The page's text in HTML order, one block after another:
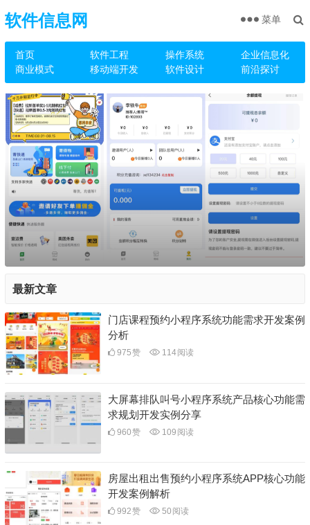
软件信息网
首页 软件工程 操作系统
企业信息化
商业模式
移动端开发 软件设计 前沿探讨
菜单
最新文章
门店课程预约小程序系统功能需求开发案例
分析
975赞 114阅读
大屏幕排队叫号小程序系统产品核心功能需
求规划开发实例分享
960赞 109 阅读
房屋出租出售预约小程序系统APP核心功能
开发案例解析
992赞 50 阅读